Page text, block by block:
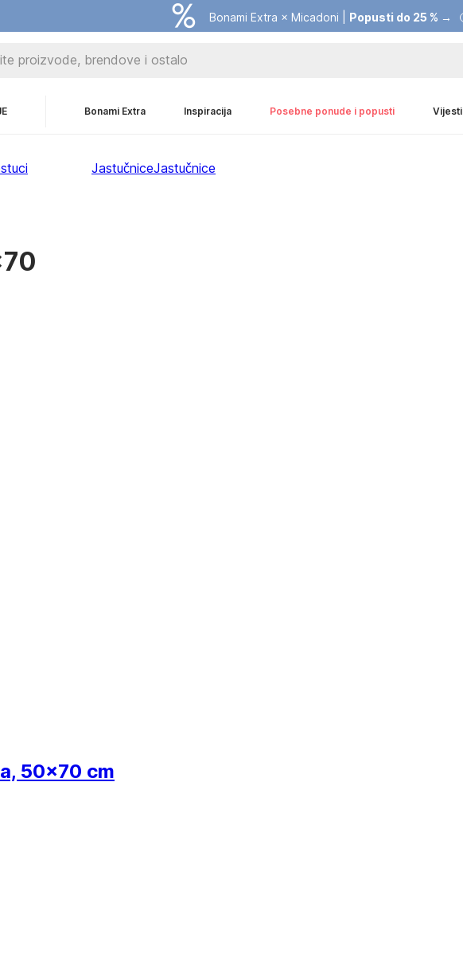
Bonami Extra × Micadoni | Popusti do 25 % →
Bonami Extra Inspiracija Posebne ponude i popusti Vijesti
JastučniceJastučnice
50x70 cm